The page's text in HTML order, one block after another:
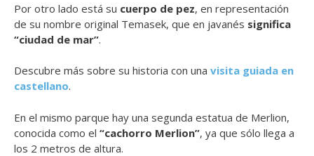
Por otro lado está su cuerpo de pez, en representación
de su nombre original Temasek, que en javanés significa
“ciudad de mar”.
Descubre más sobre su historia con una visita guiada en
castellano.
En el mismo parque hay una segunda estatua de Merlion,
conocida como el “cachorro Merlion”, ya que sólo llega a
los 2 metros de altura.